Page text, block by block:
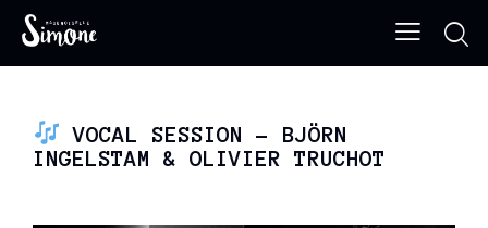
VOCAL SESSION – BJÖRN
INGELSTAM & OLIVIER TRUCHOT